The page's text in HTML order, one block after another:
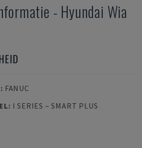
- Hyundai Wia
: FANUC
: I SERIES – SMART PLUS